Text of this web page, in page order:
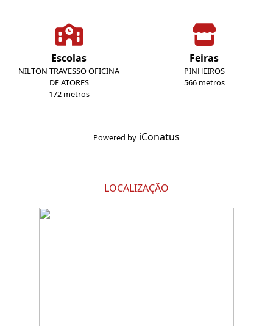
Escolas
NILTON TRAVESSO OFICINA
DE ATORES
172 metros
Feiras
PINHEIROS
566 metros
Powered by iConatus
LOCALIZAÇÃO